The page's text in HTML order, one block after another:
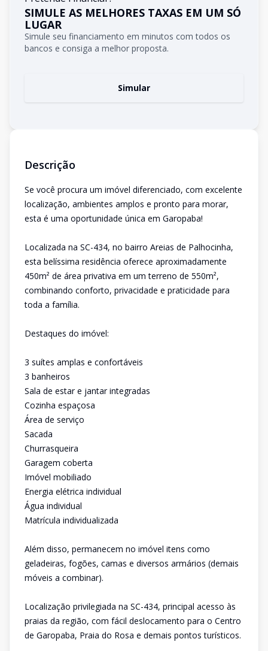
SIMULE AS MELHORES TAXAS EM UM SÓ
LUGAR
Simule seu financiamento em minutos com todos os
bancos e consiga a melhor proposta.
Simular
Descrição
Se você procura um imóvel diferenciado, com excelente
localização, ambientes amplos e pronto para morar,
esta é uma oportunidade única em Garopaba!
Localizada na SC-434, no bairro Areias de Palhocinha,
esta belíssima residência oferece aproximadamente
450m² de área privativa em um terreno de 550m²,
combinando conforto, privacidade e praticidade para
toda a família.
Destaques do imóvel:
3 suítes amplas e confortáveis
3 banheiros
Sala de estar e jantar integradas
Cozinha espaçosa
Área de serviço
Sacada
Churrasqueira
Garagem coberta
Imóvel mobiliado
Energia elétrica individual
Água individual
Matrícula individualizada
Além disso, permanecem no imóvel itens como
geladeiras, fogões, camas e diversos armários (demais
móveis a combinar).
Localização privilegiada na SC-434, principal acesso às
praias da região, com fácil deslocamento para o Centro
de Garopaba, Praia do Rosa e demais pontos turísticos.